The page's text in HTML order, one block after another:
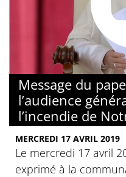
Message du
l’audience
l’incendie de
MERCREDI 17 AVRIL 2019
Le mercredi 17 avril
exprimé à la